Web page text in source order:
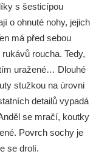
s šesticípou
o ohnuté nohy, jejich
má před sebou
roucha. Tedy,
uražené… Dlouhé
stužkou na úrovni
detailů vypadá
se mračí, koutky
Povrch sochy je
se drolí.